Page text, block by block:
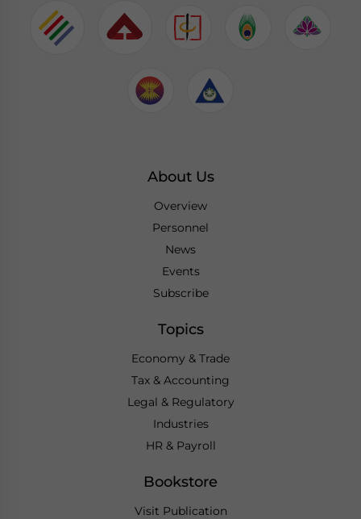
About Us
Overview
Personnel
News
Events
Subscribe
Topics
Economy & Trade
Tax & Accounting
Legal & Regulatory
Industries
HR & Payroll
Bookstore
Visit Publication